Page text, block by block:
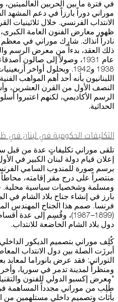
في فترة ما بين الحربين
موراني دوراً بارزاً في دعم المشهد
الانتداب الفرنسي. خلال ثلاثينيات
ظهور معارض الفنون العامة
نادراً آنذاك. شارك موراني في
ذلك العقد، بدءاً من معرض الرسم
عام 1931، وصولاً إلى صالون
1938 و1942. وبحلول أواخر
اللبنانيون بأنه أحد أهم المواهب
النصف الأول من القرن العشرين،
الرسم الأكاديمي، لكنهم اعتبروا
الحداثية.
التكليفات الحكومية في لبنان في
تلقى موراني تكليفاتٍ عدة من قبل
برسم صورة للمندوب السامي
منتصراً على درج مقر إقامته،
بارز في إنشاء جناح بلاد الشام
فرنسا. صمم هذا الجناح المهندس
(1899–1987)، وقُسِم إلى
دول بلاد الشام الخاضعة للانتداب.
كُلِف موراني بتصميم الديكور
أبرزَت الصلة بين دول الانتداب
التوراتي: فقد عرض بانوراما لمعابد
ومنظراً لمدينة تدمر في سوريا،
طُلِب من موراني مجدداً المساهمة
بأثاث وتصميم داخلي مستلهمين من